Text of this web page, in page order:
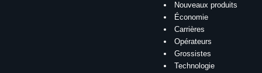
Nouveaux produits
Économie
Carrières
Opérateurs
Grossistes
Technologie